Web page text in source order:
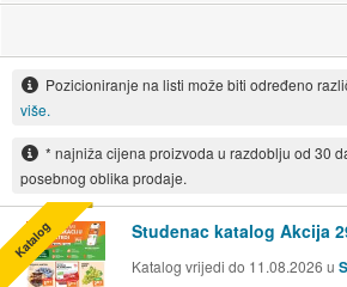
Pozicioniranje na listi može biti određeno
više.
* najniža cijena proizvoda u razdoblju od 30
posebnog oblika prodaje.
Studenac katalog Akcija
Katalog vrijedi do 11.08.2026 u
Katalog